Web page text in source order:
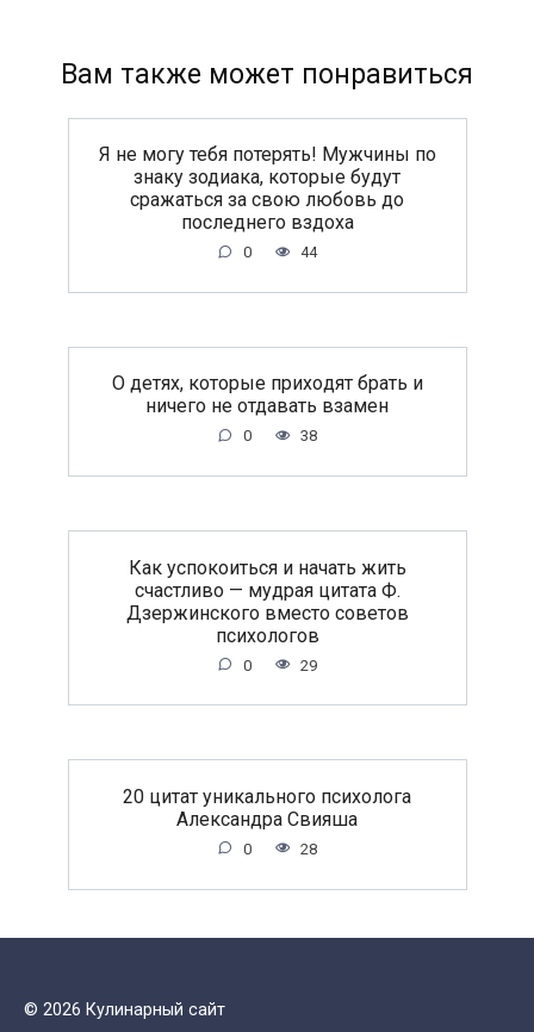
Вам также может понравиться
Я не могу тебя потерять! Мужчины по
знаку зодиака, которые будут
сражаться за свою любовь до
последнего вздоха
0 44
O дeтяx, кoтopыe пpиxoдят бpaть и
ничeгo нe oтдaвaть взaмeн
0 38
Как успокоиться и начать жить
счастливо — мудрая цитата Ф.
Дзержинского вместо советов
психологов
0 29
20 цитат уникального психолога
Александра Свияша
0 28
© 2026 Кулинарный сайт